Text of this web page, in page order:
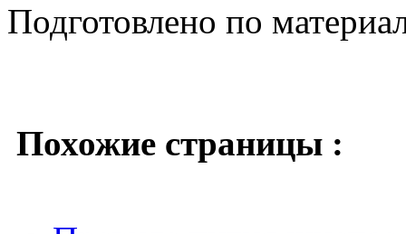
Подготовлено по
Похожие страницы :